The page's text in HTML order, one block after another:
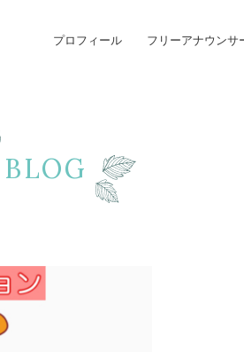
プロフィール フリーアナウンサ
BLOG